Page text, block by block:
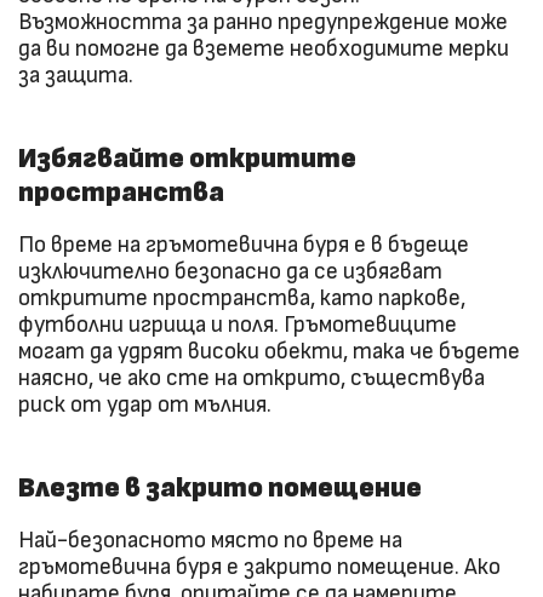
Възможността за ранно предупреждение може
да ви помогне да вземете необходимите мерки
за защита.
Избягвайте откритите
пространства
По време на гръмотевична буря е в бъдеще
изключително безопасно да се избягват
откритите пространства, като паркове,
футболни игрища и поля. Гръмотевиците
могат да удрят високи обекти, така че бъдете
наясно, че ако сте на открито, съществува
риск от удар от мълния.
Влезте в закрито помещение
Най-безопасното място по време на
гръмотевична буря е закрито помещение. Ако